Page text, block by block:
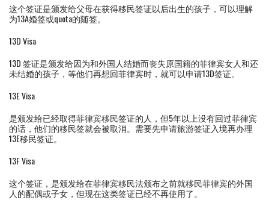
这个签证是颁发给父母在获得移民签证以后出生的孩子，可以理解
为13A婚签或quota的随签。
13D Visa
13D 签证是颁发给因为和外国人结婚而丧失原国籍的菲律宾女人和还
未结婚的孩子，等他们再想回菲律宾时，就可以申请13D签证。
13E Visa
是颁发给已经取得菲律宾移民签证的人，但5年以上没有回过菲律宾
的话，他们的移民签就会被取消。需要先申请旅游签证入境再办理
13E移民签证。
13F Visa
这个签证，是颁发给在菲律宾移民法颁布之前就移民菲律宾的外国
人的配偶或子女，但现在这类签证已经不再使用了。